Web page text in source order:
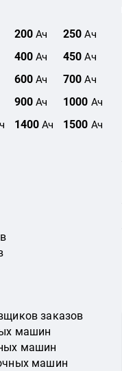
200Ач 250 Ач
400Ач 450 Ач
600Ач 700 Ач
900Ач 1000 Ач
1400 Ач 1500 Ач
заказов
машин
машин
машин